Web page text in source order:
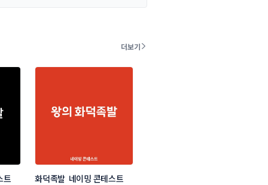
더보기
트 화덕족발  네이밍 콘테스트